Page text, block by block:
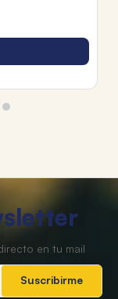
Suscribirme